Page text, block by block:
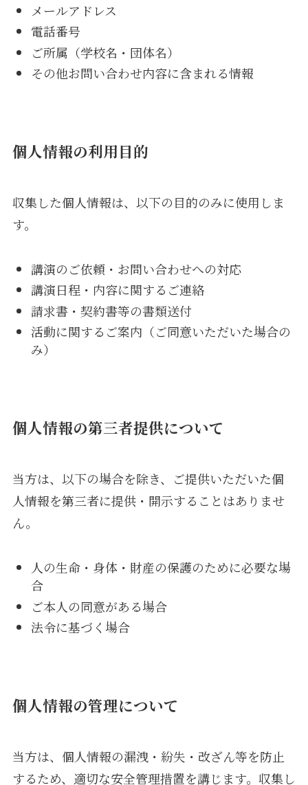
メールアドレス
電話番号
ご所属（学校名・団体名）
その他お問い合わせ内容に含まれる情報
個人情報の利用目的
収集した個人情報は、以下の目的のみに使用しま
す。
講演のご依頼・お問い合わせへの対応
講演日程・内容に関するご連絡
請求書・契約書等の書類送付
活動に関するご案内（ご同意いただいた場合の
み）
個人情報の第三者提供について
当方は、以下の場合を除き、ご提供いただいた個
人情報を第三者に提供・開示することはありませ
ん。
人の生命・身体・財産の保護のために必要な場
合
ご本人の同意がある場合
法令に基づく場合
個人情報の管理について
当方は、個人情報の漏洩・紛失・改ざん等を防止
するため、適切な安全管理措置を講じます。収集し